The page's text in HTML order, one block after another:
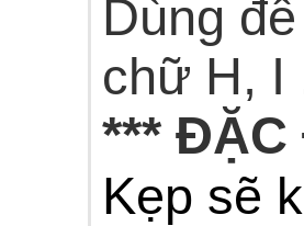
Dùng
chữ H, I
*** ĐẶC
Kẹp sẽ